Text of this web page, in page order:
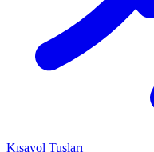
Kısayol Tuşları